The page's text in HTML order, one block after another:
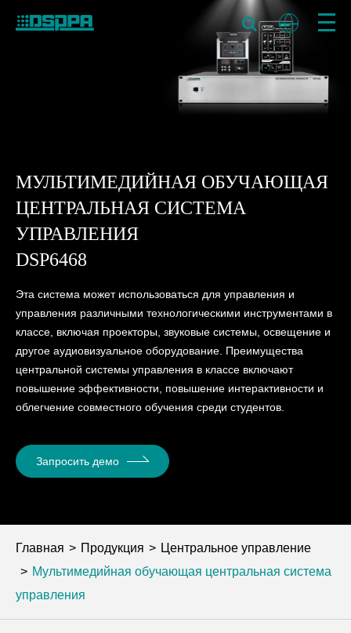
МУЛЬТИМЕДИЙНАЯ ОБУЧАЮЩАЯ
ЦЕНТРАЛЬНАЯ СИСТЕМА
УПРАВЛЕНИЯ
DSP6468
Эта система может использоваться для управления и
управления различными технологическими инструментами в
классе, включая проекторы, звуковые системы, освещение и
другое аудиовизуальное оборудование. Преимущества
центральной системы управления в классе включают
повышение эффективности, повышение интерактивности и
облегчение совместного обучения среди студентов.
Запросить демо
Главная Продукция
Центральное управление
Мультимедийная обучающая центральная система
управления